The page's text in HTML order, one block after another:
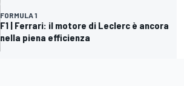
FORMULA 1
F1 | Ferrari: il motore di Leclerc è ancora
nella piena efficienza